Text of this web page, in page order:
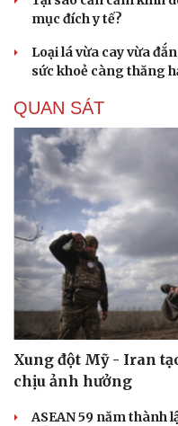
Cải chính
mục đích y tế?
Loại lá vừa cay vừa
sức khoẻ càng thăng
QUAN SÁT
Xung đột Mỹ - Iran
chịu ảnh hưởng
ASEAN 59 năm thành